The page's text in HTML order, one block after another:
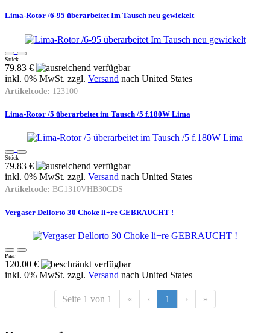
Lima-Rotor /6-95 überarbeitet Im Tausch neu gewickelt
Stück
79.83 €
inkl. 0% MwSt. zzgl. Versand nach United States
Artikelcode: 123100
Lima-Rotor /5 überarbeitet im Tausch /5 f.180W Lima
Stück
79.83 €
inkl. 0% MwSt. zzgl. Versand nach United States
Artikelcode: BG1310VHB30CDS
Vergaser Dellorto 30 Choke li+re GEBRAUCHT !
Paar
120.00 €
inkl. 0% MwSt. zzgl. Versand nach United States
Seite 1 von 1 « ‹ 1 › »